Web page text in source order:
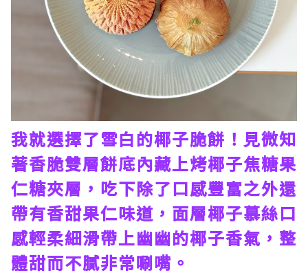
我就選擇了雪白的椰子脆餅！見微知
著香脆雙層餅底內藏上烤椰子焦糖果
仁糖夾層，吃下除了口感豐富之外還
帶有香甜果仁味道，面層椰子慕絲口
感輕柔細滑帶上幽幽的椰子香氣，整
體甜而不膩非常唰嘴。